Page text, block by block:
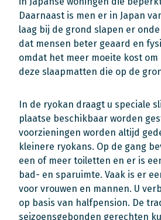
Daarnaast is men er in Japan
laag bij de grond slapen er
dat mensen beter geaard en
omdat het meer moeite kost om
deze slaapmatten die op de
In de ryokan draagt u speciale
plaatse beschikbaar worden
voorzieningen worden altijd
kleinere ryokans. Op de gang
een of meer toiletten en er is
bad- en sparuimte. Vaak is er
voor vrouwen en mannen. U
op basis van halfpension. De
seizoensgebonden gerechten